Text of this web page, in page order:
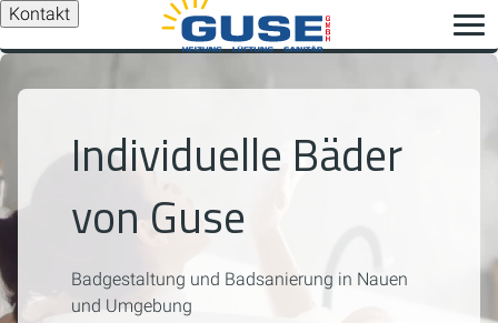
Kontakt
Individuelle Bäder
von Guse
Badgestaltung und Badsanierung in Nauen
und Umgebung